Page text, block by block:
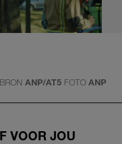
BRON ANP/AT5 FOTO ANP
VOOR JOU